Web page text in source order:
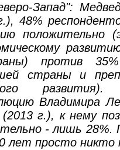
Запад":
48%
положительно
против 35%
страны и
Владимира
(2013 г.), к нему
- лишь 28%.
лет просто никто